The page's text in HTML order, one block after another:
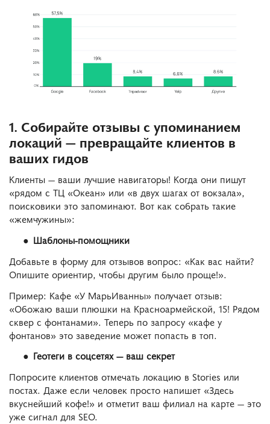
1. Собирайте отзывы с упоминанием
локаций — превращайте клиентов в
ваших гидов
Клиенты — ваши лучшие навигаторы! Когда они пишут
«рядом с ТЦ «Океан» или «в двух шагах от вокзала»,
поисковики это запоминают. Вот как собрать такие
«жемчужины»:
Шаблоны-помощники
Добавьте в форму для отзывов вопрос: «Как вас найти?
Опишите ориентир, чтобы другим было проще!».
Пример: Кафе «У МарьИванны» получает отзыв:
«Обожаю ваши плюшки на Красноармейской, 15! Рядом
сквер с фонтанами». Теперь по запросу «кафе у
фонтанов» это заведение может попасть в топ.
Геотеги в соцсетях — ваш секрет
Попросите клиентов отмечать локацию в Stories или
постах. Даже если человек просто напишет «Здесь
вкуснейший кофе!» и отметит ваш филиал на карте — это
уже сигнал для SEO.